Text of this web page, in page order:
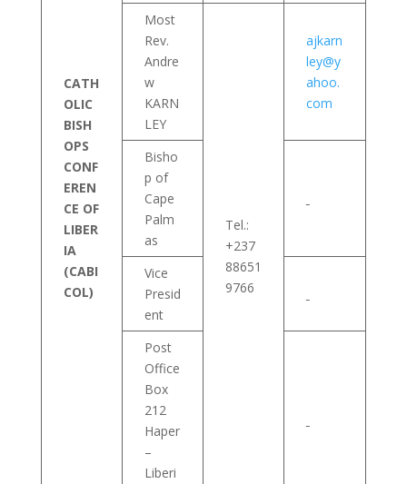
CATH
OLIC
BISH
OPS
CONF
EREN
CE OF
LIBER
IA
(CABI
COL)
Most
Rev.
Andre
w
KARN
LEY
Tel.:
+237
88651
9766
ajkarn
ley@y
ahoo.
com
Bisho
p of
Cape
Palm
as
Vice
Presid
ent
Post
Office
Box
212
Haper
–
Liberi